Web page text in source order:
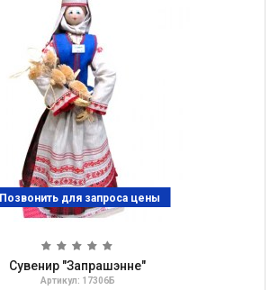
Сувенир "Запрашэнне"
Артикул: 17306Б
Позвонить для запроса цены